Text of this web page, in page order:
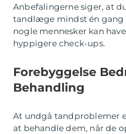
Anbefalingerne siger, at
tandlæge mindst én gang
nogle mennesker kan
hyppigere check-ups.
Forebyggelse
Behandling
At undgå tandproblemer
at behandle dem, når de